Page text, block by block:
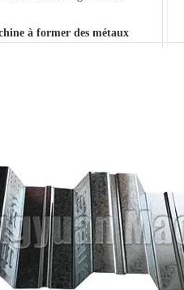
à former des métaux